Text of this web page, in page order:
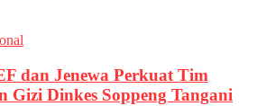
dan Jenewa Perkuat Tim
Gizi Dinkes Soppeng Tangani